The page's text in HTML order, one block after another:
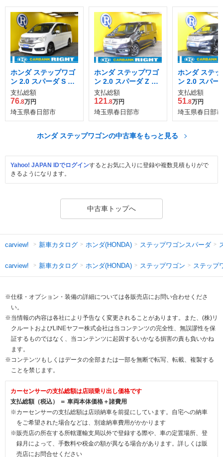
ホンダ ステップワゴ
ン 2.0 スパーダ S イ
ンターナビ パワーエ
ディション
支払総額
76.8万円
埼玉県春日部市
ホンダ ステップワゴ
ン 2.0 スパーダ Z ク
ールスピリット
支払総額
121.8万円
埼玉県春日部市
ホンダ ステ
ン 2.0 スパー
支払総額
51.8万円
埼玉県春日部市
ホンダ ステップワゴンの中古車をもっと見る
Yahoo! JAPAN IDでログインするとお気に入りに登録や複数見積もりがで
きるようになります。
中古車トップへ
carview! 新車カタログ ホンダ(HONDA) ステップワゴンスパーダ
carview! 新車カタログ ホンダ(HONDA) ステップワゴン ステップ
※仕様・オプション・装備の詳細については各販売店にお問い合わせくださ
い。
※当情報の内容は各社により予告なく変更されることがあります。また、(株)リ
クルートおよびLINEヤフー株式会社は当コンテンツの完全性、無誤謬性を保
証するものではなく、当コンテンツに起因するいかなる損害の責も負いかね
ます。
※コンテンツもしくはデータの全部または一部を無断で転写、転載、複製する
ことを禁じます。
カーセンサーの支払総額は店頭乗り出し価格です
支払総額（税込） ＝ 車両本体価格＋諸費用
※カーセンサーの支払総額は店頭納車を前提にしています。自宅への納車
をご希望された場合などは、別途納車費用がかかります
※販売店の所在する所轄運輸支局以外で登録する際や、車の定置場所、登
録月によって、手数料や税金の額が異なる場合があります。詳しくは販
売店にお問合せください